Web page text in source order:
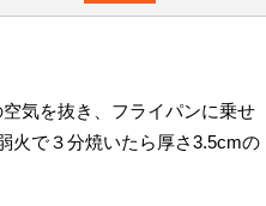
気を抜き、フライパンに乗せ
火で３分焼いたら厚さ3.5cmの